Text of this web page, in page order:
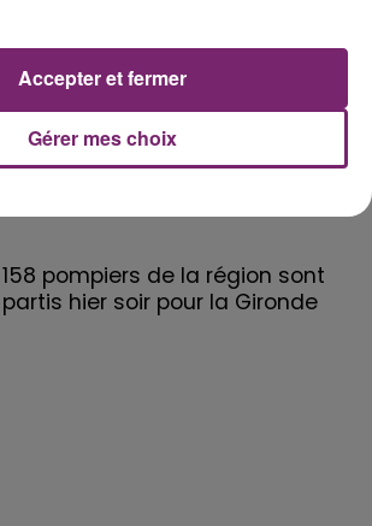
éclipse solaire du 12 Août 2026
158 pompiers de la région sont
partis hier soir pour la Gironde
Gérer mes choix
Accepter et fermer